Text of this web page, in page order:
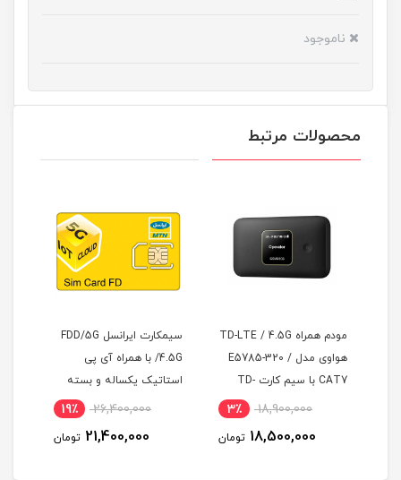
ناموجود
محصولات مرتبط
مودم همراه TD-LTE / 4.5G
هواوی مدل E5785-320 /
CAT7 با سیم کارت TD-
LTE و اینترنت 50 گیگ یک18,900,000 3٪
18,500,000 تومان
سیمکارت ایرانسل FDD/5G
/4.5G با همراه آی پی
استاتیک یکساله و بسته
اینترنت 1000 گیگ یکساله26,400,000 19٪
21,400,000 تومان